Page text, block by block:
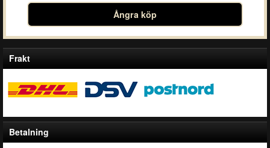
Ångra köp
Frakt
Betalning